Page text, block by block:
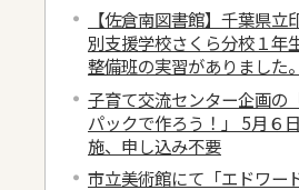
【佐倉南図書館】千葉県立
別支援学校さくら分校１年
整備班の実習がありました。
子育て交流センター企画の
パックで作ろう！」 5月６
施、申し込み不要
市立美術館にて「エドワー